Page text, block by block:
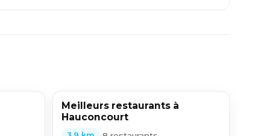
Meilleurs restaurants à
Hauconcourt